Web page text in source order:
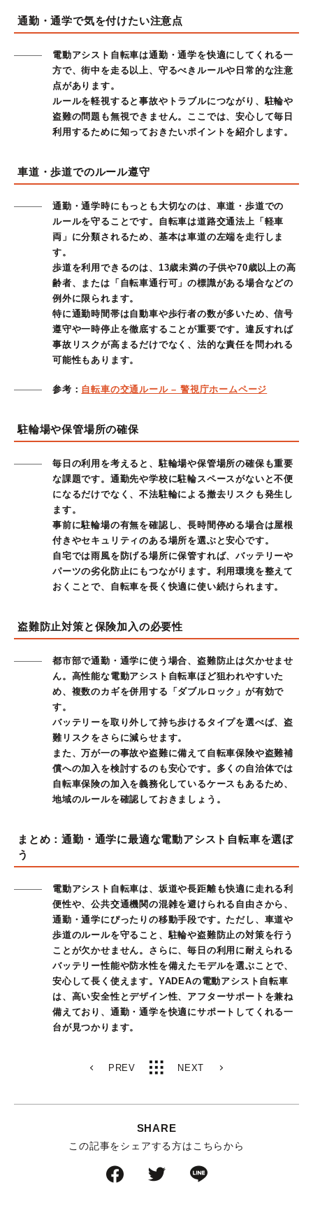
通勤・通学で気を付けたい注意点
電動アシスト自転車は通勤・通学を快適にしてくれる一
方で、街中を走る以上、守るべきルールや日常的な注意
点があります。
ルールを軽視すると事故やトラブルにつながり、駐輪や
盗難の問題も無視できません。ここでは、安心して毎日
利用するために知っておきたいポイントを紹介します。
車道・歩道でのルール遵守
通勤・通学時にもっとも大切なのは、車道・歩道での
ルールを守ることです。自転車は道路交通法上「軽車
両」に分類されるため、基本は車道の左端を走行しま
す。
歩道を利用できるのは、13歳未満の子供や70歳以上の高
齢者、または「自転車通行可」の標識がある場合などの
例外に限られます。
特に通勤時間帯は自動車や歩行者の数が多いため、信号
遵守や一時停止を徹底することが重要です。違反すれば
事故リスクが高まるだけでなく、法的な責任を問われる
可能性もあります。
参考： 自転車の交通ルール – 警視庁ホームページ
駐輪場や保管場所の確保
毎日の利用を考えると、駐輪場や保管場所の確保も重要
な課題です。通勤先や学校に駐輪スペースがないと不便
になるだけでなく、不法駐輪による撤去リスクも発生し
ます。
事前に駐輪場の有無を確認し、長時間停める場合は屋根
付きやセキュリティのある場所を選ぶと安心です。
自宅では雨風を防げる場所に保管すれば、バッテリーや
パーツの劣化防止にもつながります。利用環境を整えて
おくことで、自転車を長く快適に使い続けられます。
盗難防止対策と保険加入の必要性
都市部で通勤・通学に使う場合、盗難防止は欠かせませ
ん。高性能な電動アシスト自転車ほど狙われやすいた
め、複数のカギを併用する「ダブルロック」が有効で
す。
バッテリーを取り外して持ち歩けるタイプを選べば、盗
難リスクをさらに減らせます。
また、万が一の事故や盗難に備えて自転車保険や盗難補
償への加入を検討するのも安心です。多くの自治体では
自転車保険の加入を義務化しているケースもあるため、
地域のルールを確認しておきましょう。
まとめ：通勤・通学に最適な電動アシスト自転車を選ぼ
う
電動アシスト自転車は、坂道や長距離も快適に走れる利
便性や、公共交通機関の混雑を避けられる自由さから、
通勤・通学にぴったりの移動手段です。ただし、車道や
歩道のルールを守ること、駐輪や盗難防止の対策を行う
ことが欠かせません。さらに、毎日の利用に耐えられる
バッテリー性能や防水性を備えたモデルを選ぶことで、
安心して長く使えます。YADEAの電動アシスト自転車
は、高い安全性とデザイン性、アフターサポートを兼ね
備えており、通勤・通学を快適にサポートしてくれる一
台が見つかります。
PREV NEXT
SHARE
この記事をシェアする方はこちらから